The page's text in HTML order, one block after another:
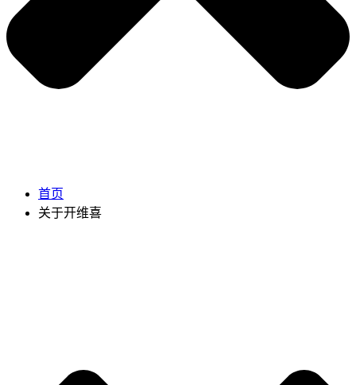
首页
关于开维喜